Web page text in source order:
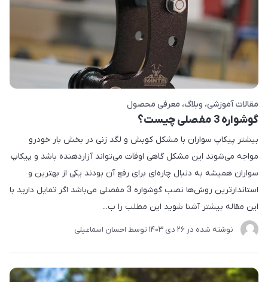
مقالات آموزشی وبلاگ معرفی محصول
گوشواره 3 مفصلی چیست؟
بیشتر پیکاپ سواران با مشکل کوبش و لگد زنی در بخش بار خودرو
مواجه می‌شوند این مشکل گاهی اوقات می‌تواند آزاردهنده باشد و پیکاپ
سواران همیشه به دنبال چاره‌ای برای رفع آن بودند یکی از بهترین و
استاندارترین روش‌ها نصب گوشواره 3 مفصلی می‌باشد اگر تمایل دارید با
این مقاله بیشتر آشنا شوید این مطلب را ب...
نوشته شده در 26 دی 1403 توسط احسان اسماعیلی